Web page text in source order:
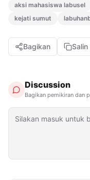
aksi mahasiswa labusel
kejati sumut
Bagikan
Discussion
Bagikan pemikiran dan